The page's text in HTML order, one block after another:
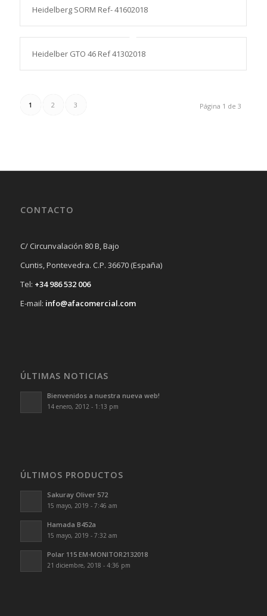
Heidelberg SORM Ref- 41602018
Heidelber GTO 46 Ref 41302018
Página 1 de 3
1 2 3
CONTACTO
C/ Circunvalación 80 B, Bajo
Cuntis, Pontevedra. C.P. 36670 (España)
Tel: +34 986 532 006
E-mail: info@afacomercial.com
ÚLTIMAS NOTICIAS
Bienvenidos a nuestra nueva web!
14 enero, 2012 - 1:13 pm
ÚLTIMOS PRODUCTOS
Sakuray Oliver 572
15 mayo, 2019 - 7:46 am
Hamada B452a
15 mayo, 2019 - 7:32 am
Polar 115 EM-MONITOR2132018
21 diciembre, 2018 - 4:36 pm